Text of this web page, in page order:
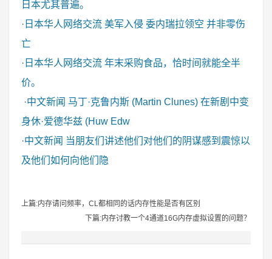
日本尤其普遍。
· 日本华人网络交流 美军入侵 委内瑞拉领空 并非零伤
亡
· 日本华人网络交流 年末采购食品，恰时间就能全半
价。
·中文新闻 马丁·克鲁内斯 (Martin Clunes) 在新剧中变
身休·爱德华兹 (Huw Edw
·中文新闻 当朋友们讲述他们对他们的阴谋感到震惊以
及他们如何向他们隐
上篇:内存请问频率，CL都相同的话内存性能是否有区别
下篇:内存讨教一个4通道16G内存虚拟设置的问题？